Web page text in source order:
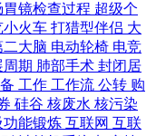
胃镜检查过程 超级个
小火车 打猎型伴侣 大
二大脑 电动轮椅 电竞
周期 肺部手术 封闭居
工作 工作流 公转 购
硅谷 核废水 核污染
功能锻炼 互联网 互联